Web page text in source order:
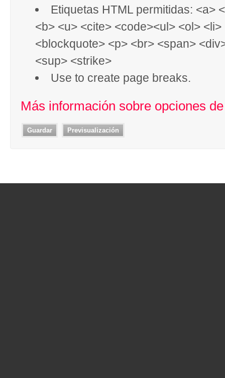
Etiquetas HTML permitidas: <a>
<b> <u> <cite> <code><ul> <ol>
<blockquote> <p> <br> <span>
<sup> <strike>
Use to create page breaks.
Más información sobre opciones